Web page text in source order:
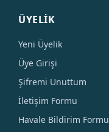
ÜYELİK
Yeni Üyelik
Üye Girişi
Şifremi Unuttum
İletişim Formu
Havale Bildirim Formu